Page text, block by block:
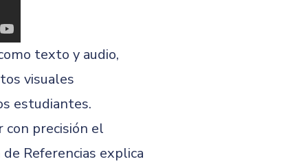
texto y audio,
visuales
estudiantes.
con precisión el
Referencias explica